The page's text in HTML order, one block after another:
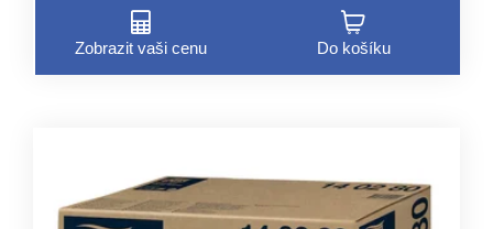
Zobrazit vaši cenu Do košíku